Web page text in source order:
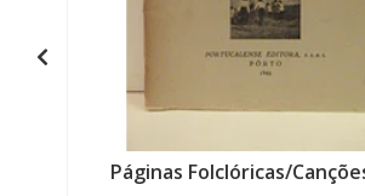
Páginas Folclóricas/